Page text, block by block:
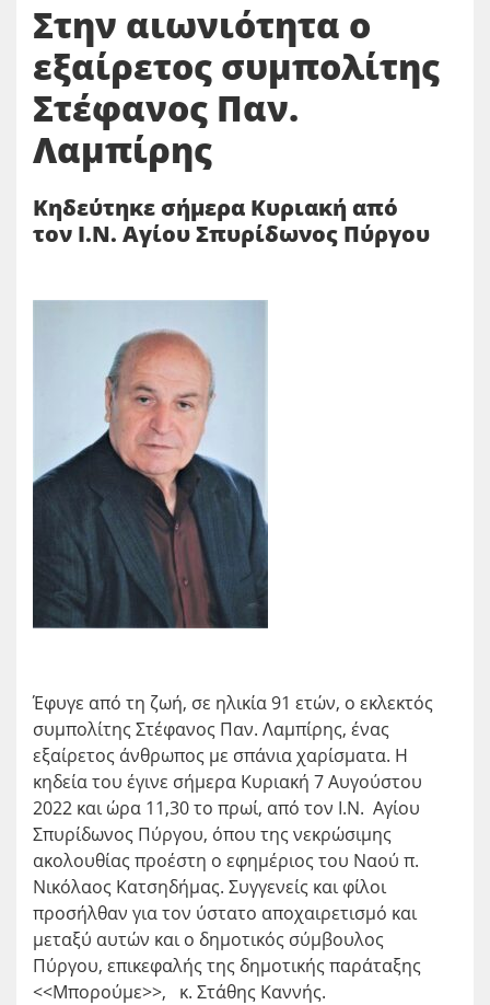
Στην αιωνιότητα ο
εξαίρετος συμπολίτης
Στέφανος Παν.
Λαμπίρης
Κηδεύτηκε σήμερα Κυριακή από
τον Ι.Ν. Αγίου Σπυρίδωνος Πύργου
Έφυγε από τη ζωή, σε ηλικία 91 ετών, ο εκλεκτός
συμπολίτης Στέφανος Παν. Λαμπίρης, ένας
εξαίρετος άνθρωπος με σπάνια χαρίσματα. Η
κηδεία του έγινε σήμερα Κυριακή 7 Αυγούστου
2022 και ώρα 11,30 το πρωί, από τον Ι.Ν. Αγίου
Σπυρίδωνος Πύργου, όπου της νεκρώσιμης
ακολουθίας προέστη ο εφημέριος του Ναού π.
Νικόλαος Κατσηδήμας. Συγγενείς και φίλοι
προσήλθαν για τον ύστατο αποχαιρετισμό και
μεταξύ αυτών και ο δημοτικός σύμβουλος
Πύργου, επικεφαλής της δημοτικής παράταξης
<<Μπορούμε>>, κ. Στάθης Καννής.